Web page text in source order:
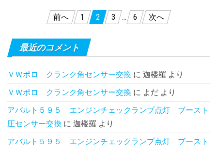
稿
の
ー
ジ
送
り
前へ 1 2 3 … 6 次へ
最近のコメント
ＶＷポロ クランク角センサー交換 に 迦楼羅 より
ＶＷポロ クランク角センサー交換 に よだ より
アバルト５９５ エンジンチェックランプ点灯 ブースト
圧センサー交換 に 迦楼羅 より
アバルト５９５ エンジンチェックランプ点灯 ブースト